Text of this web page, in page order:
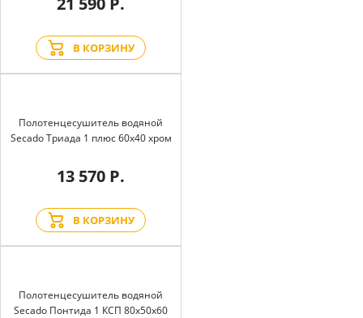
В КОРЗИНУ
Полотенцесушитель водяной
Secado Триада 1 плюс 60x40 хром
13 570 Р.
В КОРЗИНУ
Полотенцесушитель водяной
Secado Понтида 1 КСП 80x50x60